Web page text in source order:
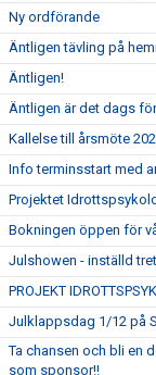
Ny ordförande
Äntligen tävling på
Äntligen!
Äntligen är det dags
Kallelse till årsmöte
Info terminsstart med
Projektet
Bokningen öppen för
Julshowen - inställd
PROJEKT
Julklappsdag 1/12 på
Ta chansen och bli en
som sponsor!!